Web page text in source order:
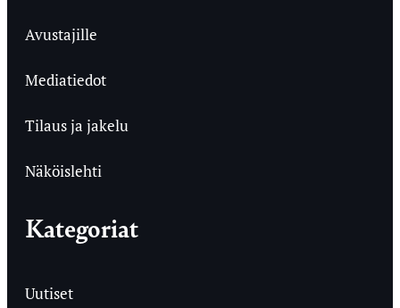
Avustajille
Mediatiedot
Tilaus ja jakelu
Näköislehti
Kategoriat
Uutiset